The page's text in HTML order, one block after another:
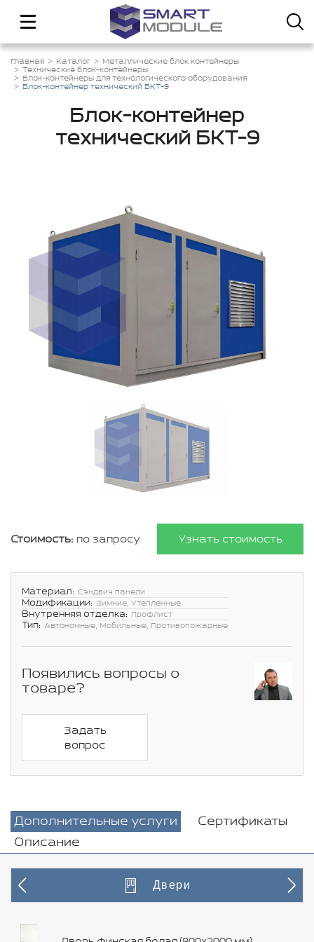
Главная Каталог
Металлические блок контейнеры
Технические блок-контейнеры
Блок-контейнеры для технологического оборудования
Блок-контейнер технический БКТ-9
Блок-контейнер
технический БКТ-9
Стоимость: по запросу Узнать стоимость
Материал: Сэндвич панели
Модификации: Зимние, Утепленные
Внутренняя отделка: Профлист
Тип: Автономные, Мобильные, Противопожарные
Появились вопросы о
товаре?
Задать
вопрос
Дополнительные услуги
Сертификаты
Описание
Двери